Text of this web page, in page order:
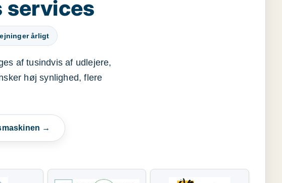
services
årligt
af tusindvis af udlejere,
høj synlighed, flere
→